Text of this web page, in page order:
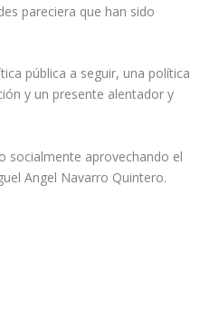
pareciera que han sido
pública a seguir, una política
y un presente alentador y
socialmente aprovechando el
Angel Navarro Quintero.